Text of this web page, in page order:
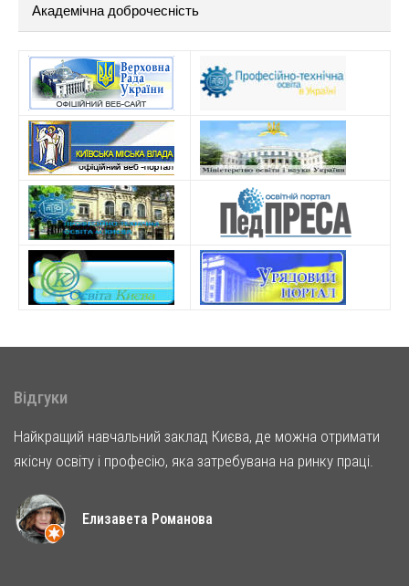
Академічна доброчесність
Відгуки
Найкращий навчальний заклад Києва, де можна отримати
якісну освіту і професію, яка затребувана на ринку праці.
Елизавета Романова